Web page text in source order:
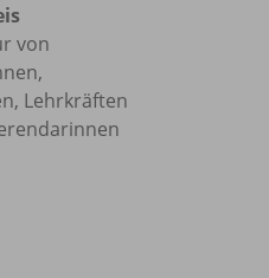
von
Lehrkräften